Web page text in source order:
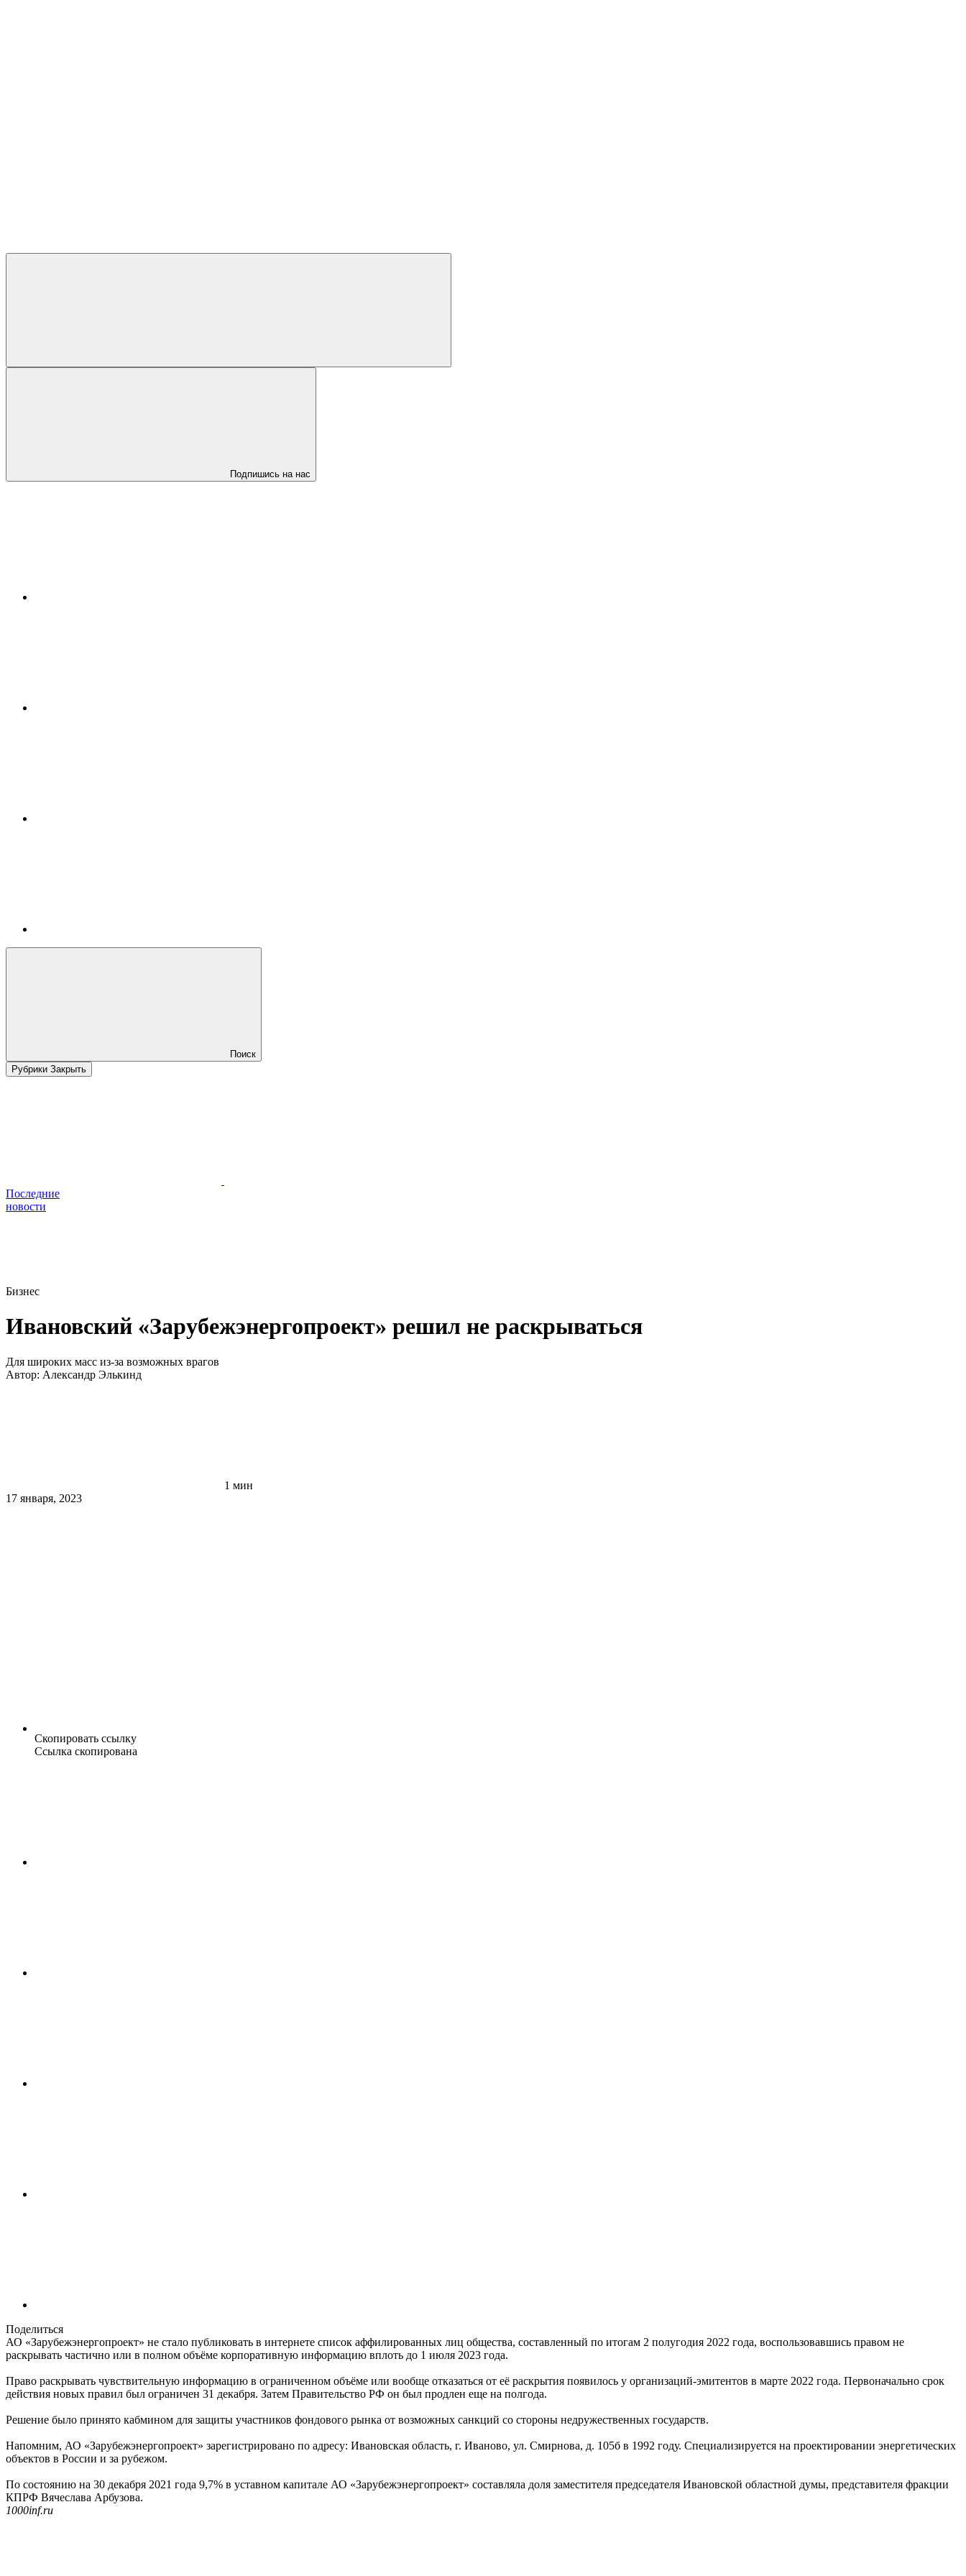
Подпишись на нас
Поиск
Рубрики Закрыть
Последние
новости
Бизнес
Ивановский «Зарубежэнергопроект» решил не раскрываться
Для широких масс из-за возможных врагов
Автор: Александр Элькинд
1 мин
17 января, 2023
Скопировать ссылку
Ссылка скопирована
Поделиться
АО «Зарубежэнергопроект» не стало публиковать в интернете список аффилированных лиц общества, составленный по итогам 2 полугодия 2022 года, воспользовавшись правом не
раскрывать частично или в полном объёме корпоративную информацию вплоть до 1 июля 2023 года.
Право раскрывать чувствительную информацию в ограниченном объёме или вообще отказаться от её раскрытия появилось у организаций-эмитентов в марте 2022 года. Первоначально срок
действия новых правил был ограничен 31 декабря. Затем Правительство РФ он был продлен еще на полгода.
Решение было принято кабмином для защиты участников фондового рынка от возможных санкций со стороны недружественных государств.
Напомним, АО «Зарубежэнергопроект» зарегистрировано по адресу: Ивановская область, г. Иваново, ул. Смирнова, д. 105б в 1992 году. Специализируется на проектировании энергетических
объектов в России и за рубежом.
По состоянию на 30 декабря 2021 года 9,7% в уставном капитале АО «Зарубежэнергопроект» составляла доля заместителя председателя Ивановской областной думы, представителя фракции
КПРФ Вячеслава Арбузова.
1000inf.ru